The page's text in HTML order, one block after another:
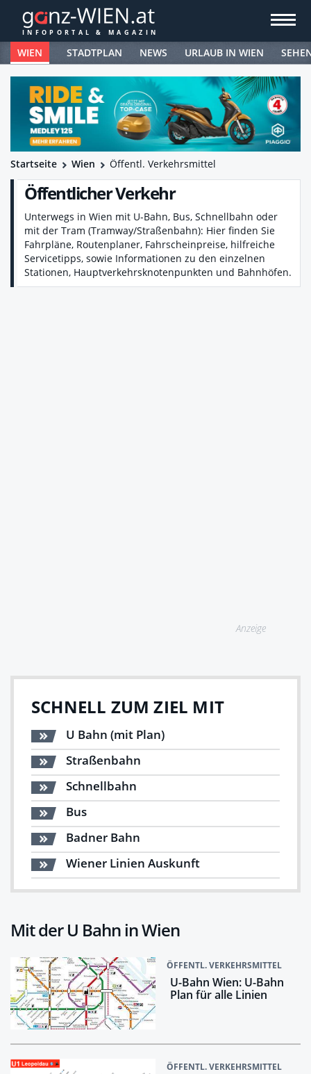
WIEN STADTPLAN NEWS URLAUB IN WIEN
Startseite Wien Öffentl. Verkehrsmittel
Öffentlicher Verkehr
Unterwegs in Wien mit U-Bahn, Bus, Schnellbahn oder
mit der Tram (Tramway/Straßenbahn): Hier finden Sie
Fahrpläne, Routenplaner, Fahrscheinpreise, hilfreiche
Servicetipps, sowie Informationen zu den einzelnen
Stationen, Hauptverkehrsknotenpunkten und Bahnhöfen.
Anzeige
SCHNELL ZUM ZIEL MIT
U Bahn (mit Plan)
Straßenbahn
Schnellbahn
Bus
Badner Bahn
Wiener Linien Auskunft
Mit der U Bahn in Wien
ÖFFENTL. VERKEHRSMITTEL
U-Bahn Wien: U-Bahn
Plan für alle Linien
ÖFFENTL. VERKEHRSMITTEL